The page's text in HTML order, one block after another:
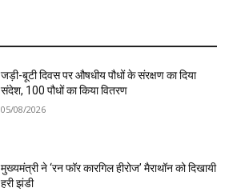
जड़ी-बूटी दिवस पर औषधीय पौधों के संरक्षण का दिया
संदेश, 100 पौधों का किया वितरण
05/08/2026
मुख्यमंत्री ने ‘रन फॉर कारगिल हीरोज’ मैराथॉन को दिखायी
हरी झंडी